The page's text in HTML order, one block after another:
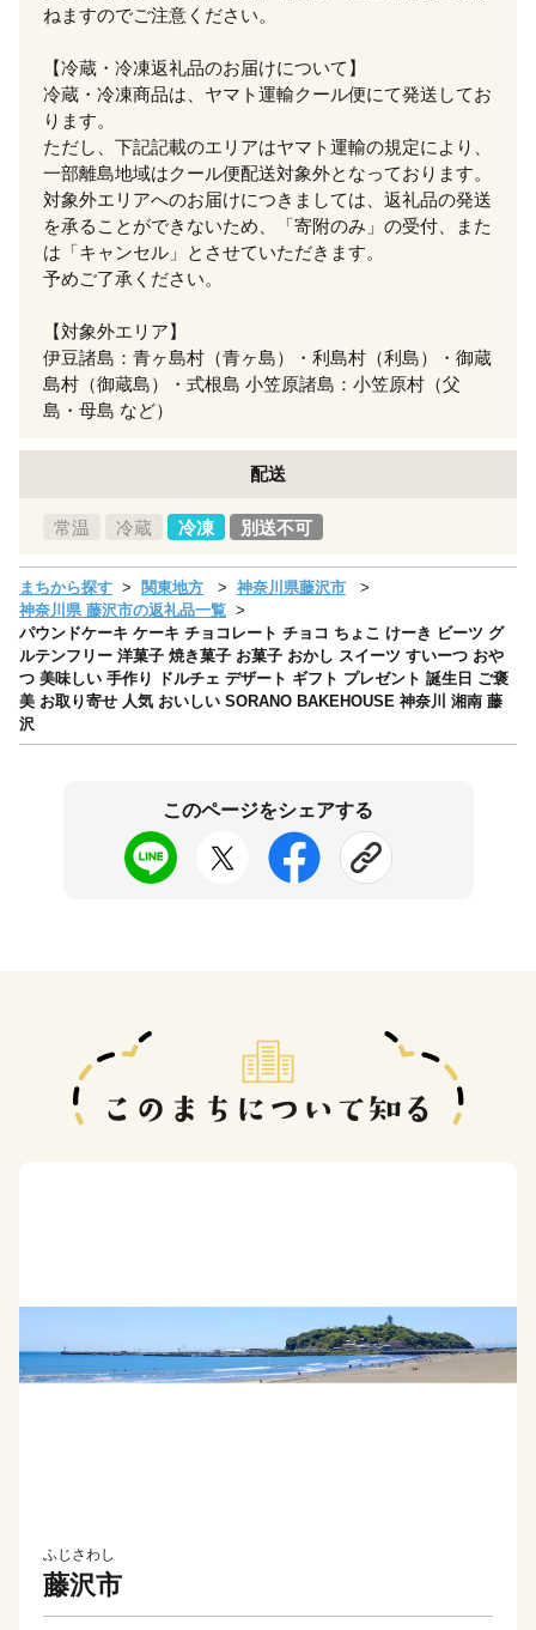
ねますのでご注意ください。
【冷蔵・冷凍返礼品のお届けについて】
冷蔵・冷凍商品は、ヤマト運輸クール便にて発送してお
ります。
ただし、下記記載のエリアはヤマト運輸の規定により、
一部離島地域はクール便配送対象外となっております。
対象外エリアへのお届けにつきましては、返礼品の発送
を承ることができないため、「寄附のみ」の受付、また
は「キャンセル」とさせていただきます。
予めご了承ください。
【対象外エリア】
伊豆諸島：青ヶ島村（青ヶ島）・利島村（利島）・御蔵
島村（御蔵島）・式根島 小笠原諸島：小笠原村（父
島・母島 など）
配送
常温 冷蔵 冷凍 別送不可
まちから探す 関東地方
神奈川県藤沢市
神奈川県 藤沢市の返礼品一覧
パウンドケーキ ケーキ チョコレート チョコ ちょこ けーき ビーツ グ
ルテンフリー 洋菓子 焼き菓子 お菓子 おかし スイーツ すいーつ おや
つ 美味しい 手作り ドルチェ デザート ギフト プレゼント 誕生日 ご褒
美 お取り寄せ 人気 おいしい SORANO BAKEHOUSE 神奈川 湘南 藤
沢
このページをシェアする
ふじさわし
藤沢市